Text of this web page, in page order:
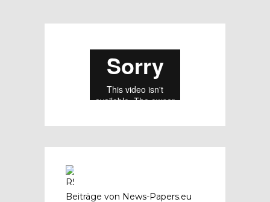
Beiträge von News-Papers.eu